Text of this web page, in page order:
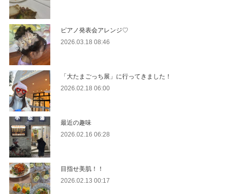
ピアノ発表会アレンジ♡
2026.03.18 08:46
「大たまごっち展」に行ってきました！
2026.02.18 06:00
最近の趣味
2026.02.16 06:28
目指せ美肌！！
2026.02.13 00:17